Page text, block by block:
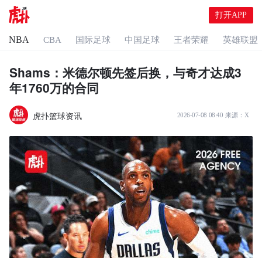
打开APP
NBA CBA 国际足球 中国足球 王者荣耀 英雄联盟
Shams：米德尔顿先签后换，与奇才达成3
年1760万的合同
虎扑篮球资讯 2026-07-08 08:40 来源： X